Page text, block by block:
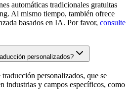
automáticas tradicionales gratuitas
Al mismo tiempo, también ofrece
basados en IA. Por favor, consulte
personalizados?
personalizados, que se
industrias y campos específicos, como